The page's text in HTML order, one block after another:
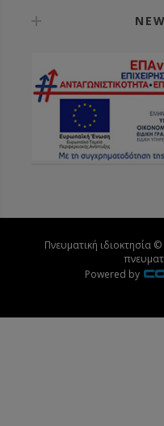
Πνευματική ιδιοκτησία
Powered by